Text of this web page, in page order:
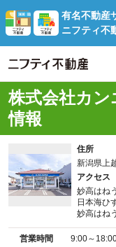
有名不動産
ニフティ不
株式会社カ
情報
住所
新潟県上
アクセス
妙高はね
日本海ひ
妙高はね
営業時間 9:00～